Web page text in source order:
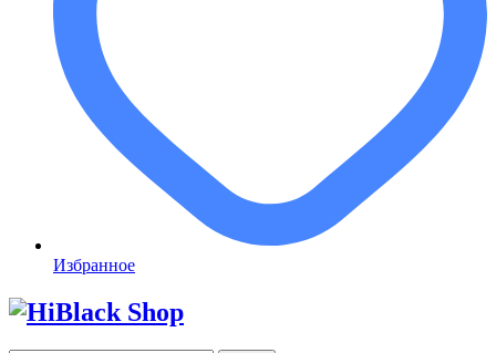
Избранное